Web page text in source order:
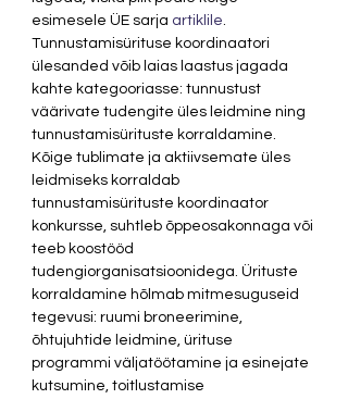
esimesele ÜE sarja artiklile
Tunnustamisürituse koordinaatori
ülesanded võib laias laastus jagada
kahte kategooriasse: tunnustust
väärivate tudengite üles leidmine ning
tunnustamisürituste korraldamine.
Kõige tublimate ja aktiivsemate üles
leidmiseks korraldab
tunnustamisürituste koordinaator
konkursse, suhtleb õppeosakonnaga või
teeb koostööd
tudengiorganisatsioonidega. Ürituste
korraldamine hõlmab mitmesuguseid
tegevusi: ruumi broneerimine,
õhtujuhtide leidmine, ürituse
programmi väljatöötamine ja esinejate
kutsumine, toitlustamise